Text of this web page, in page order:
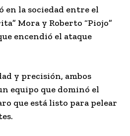
la sociedad entre el
Mora y Roberto “Piojo”
encendió el ataque
y precisión, ambos
equipo que dominó el
que está listo para pelear